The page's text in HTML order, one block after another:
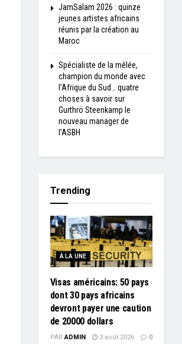
JamSalam 2026 : quinze
jeunes artistes africains
réunis par la création au
Maroc
Spécialiste de la mêlée,
champion du monde avec
l’Afrique du Sud… quatre
choses à savoir sur
Gurthrö Steenkamp le
nouveau manager de
l’ASBH
Trending
À LA UNE
Visas américains: 50 pays
dont 30 pays africains
devront payer une caution
de 20000 dollars
PAR ADMIN 3 août 2026 0